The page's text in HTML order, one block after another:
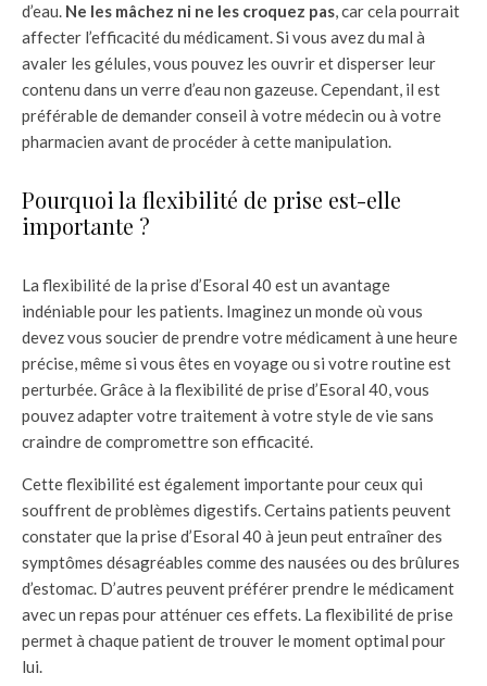
d’eau. Ne les mâchez ni ne les croquez pas, car cela pourrait
affecter l’efficacité du médicament. Si vous avez du mal à
avaler les gélules, vous pouvez les ouvrir et disperser leur
contenu dans un verre d’eau non gazeuse. Cependant, il est
préférable de demander conseil à votre médecin ou à votre
pharmacien avant de procéder à cette manipulation.
Pourquoi la flexibilité de prise est-elle
importante ?
La flexibilité de la prise d’Esoral 40 est un avantage
indéniable pour les patients. Imaginez un monde où vous
devez vous soucier de prendre votre médicament à une heure
précise, même si vous êtes en voyage ou si votre routine est
perturbée. Grâce à la flexibilité de prise d’Esoral 40, vous
pouvez adapter votre traitement à votre style de vie sans
craindre de compromettre son efficacité.
Cette flexibilité est également importante pour ceux qui
souffrent de problèmes digestifs. Certains patients peuvent
constater que la prise d’Esoral 40 à jeun peut entraîner des
symptômes désagréables comme des nausées ou des brûlures
d’estomac. D’autres peuvent préférer prendre le médicament
avec un repas pour atténuer ces effets. La flexibilité de prise
permet à chaque patient de trouver le moment optimal pour
lui.